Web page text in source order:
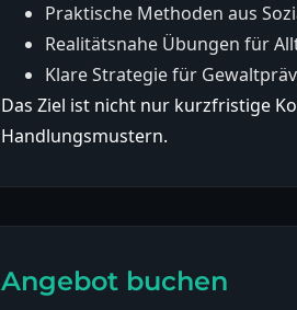
Praktische Methoden aus
Realitätsnahe Übungen für
Klare Strategie für
Das Ziel ist nicht nur kurzfristige
Handlungsmustern.
Angebot buchen